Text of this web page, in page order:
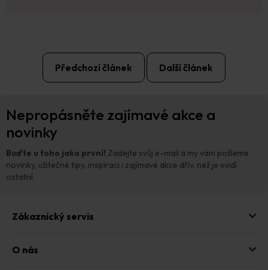
Předchozí článek Další článek
Nepropásněte zajímavé akce a
novinky
Buďte u toho jako první! Zadejte svůj e-mail a my vám pošleme
novinky, užitečné tipy, inspiraci i zajímavé akce dřív, než je uvidí
ostatní.
Zákaznický servis
O nás